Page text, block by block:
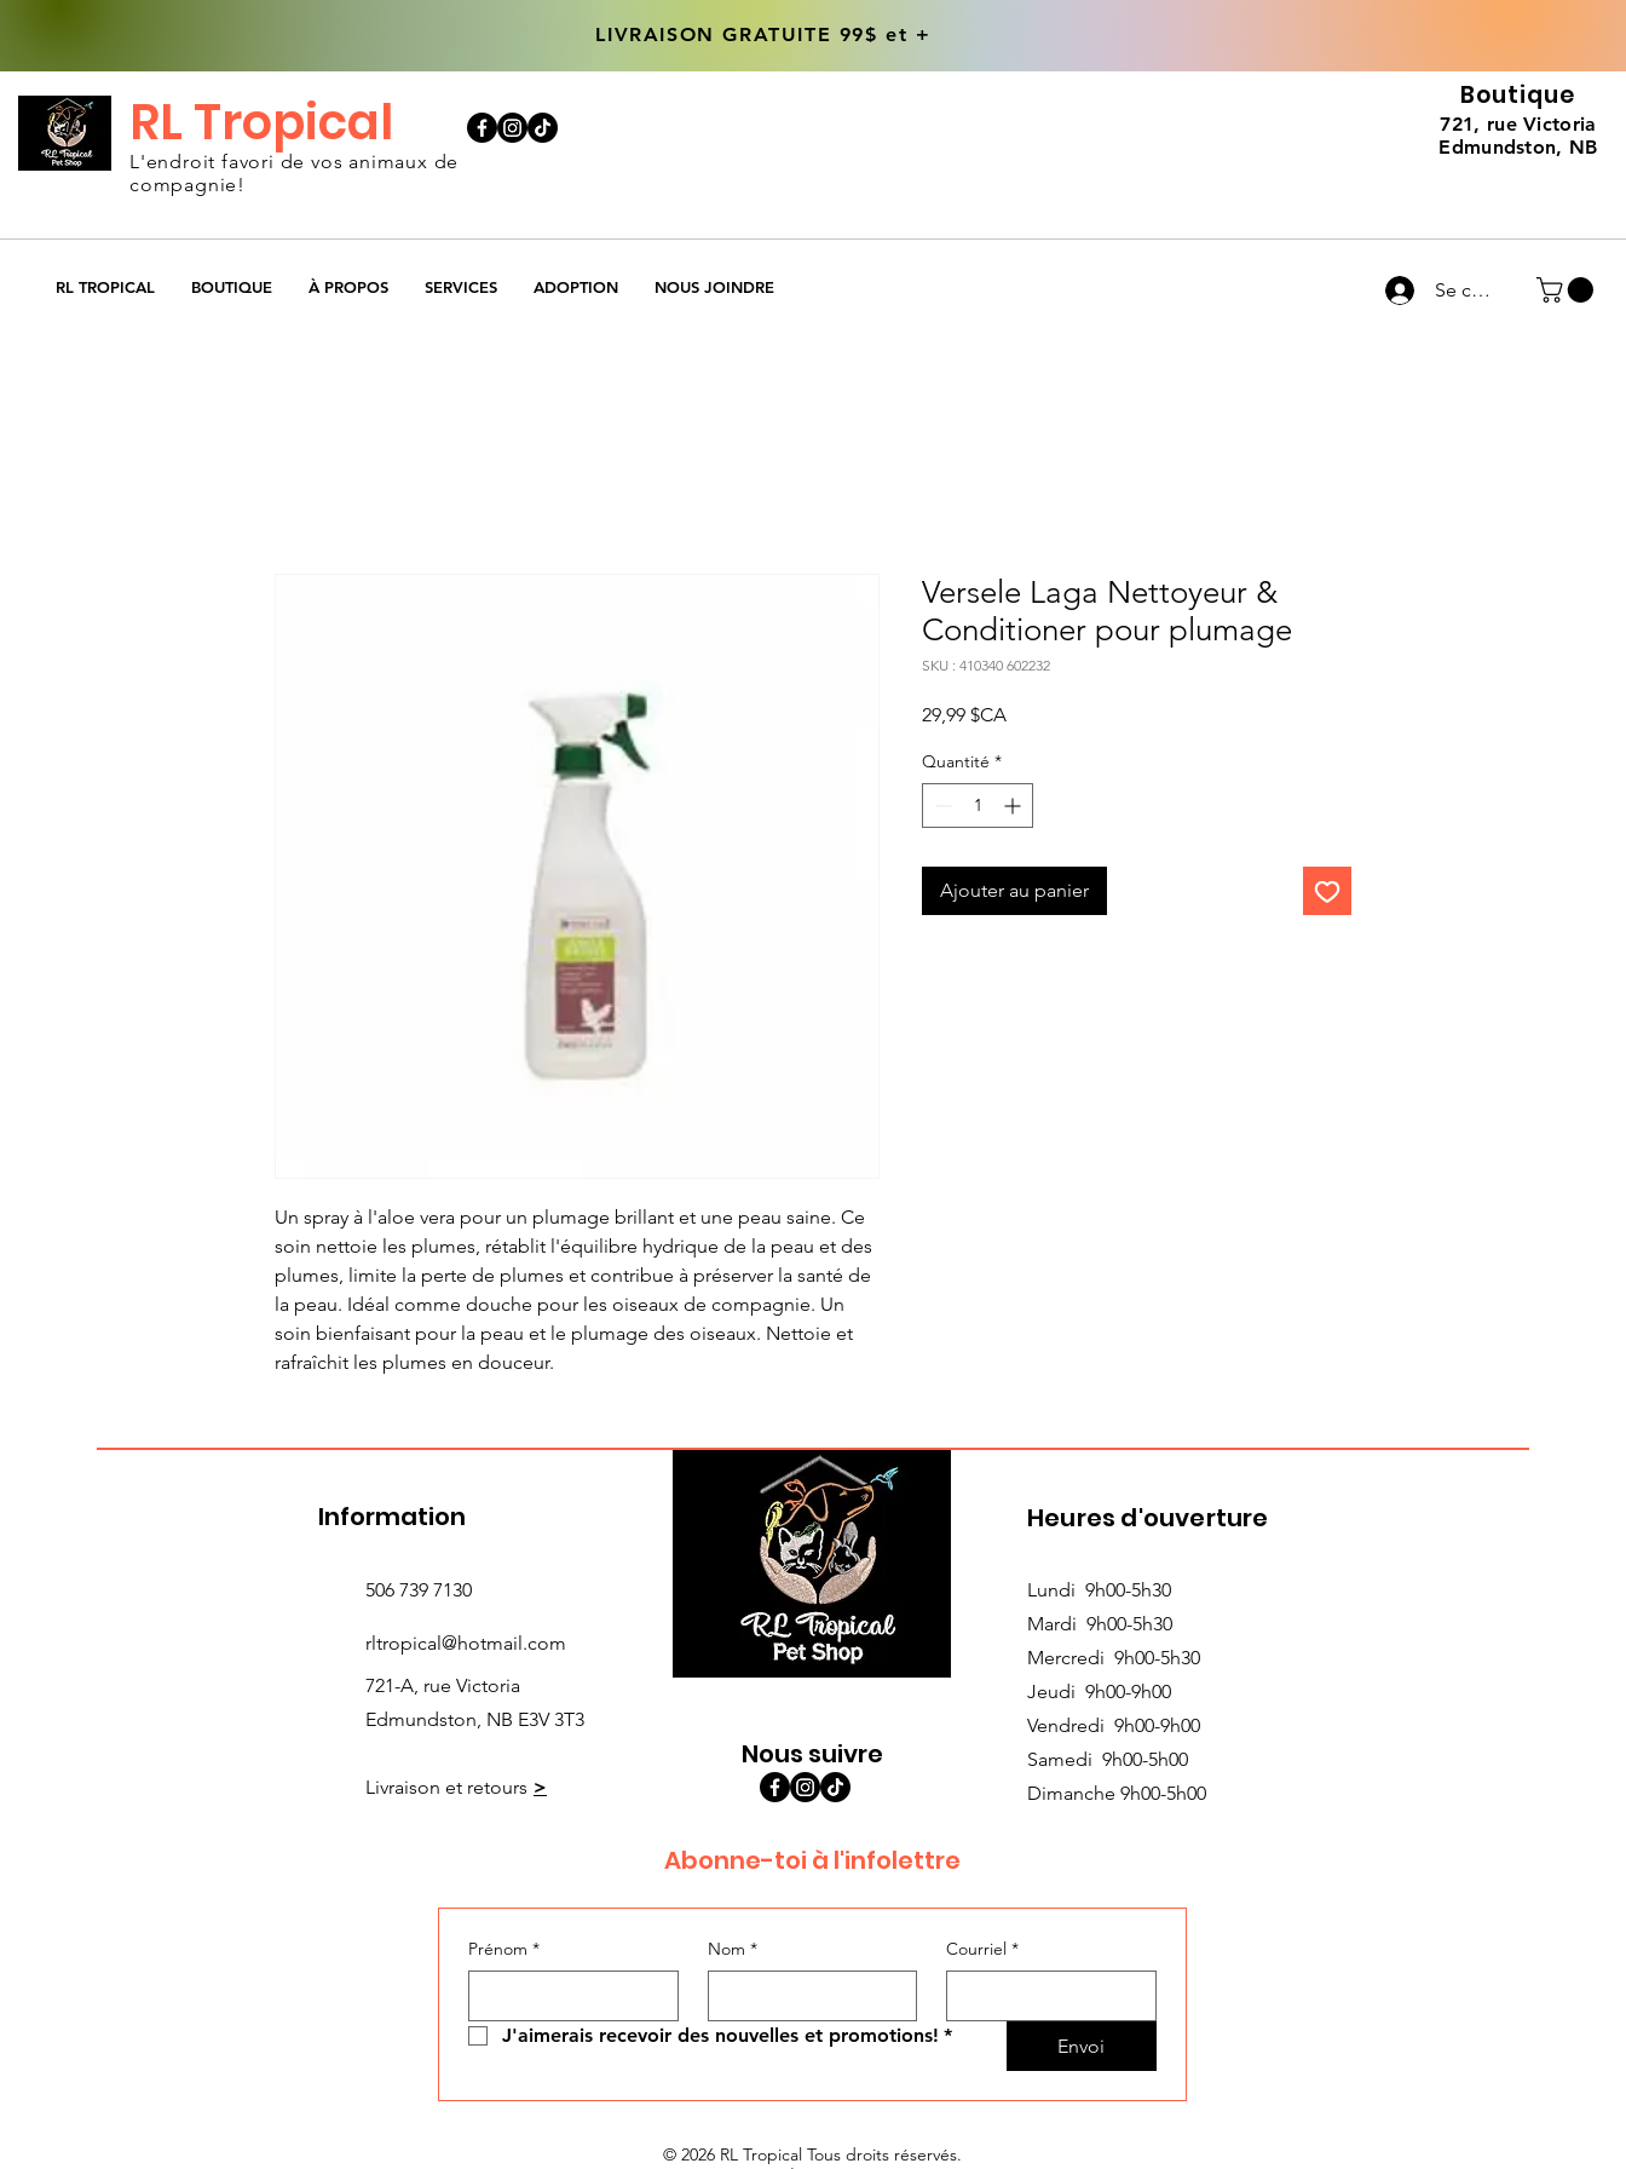
LIVRAISON GRATUITE 99$ et +
RL Tropical
L'endroit favori de vos animaux de
compagnie!
Boutique
721, rue Victoria
Edmundston, NB
LIVRAISON GRATUITE 99$ et +
RL TROPICAL BOUTIQUE À PROPOS SERVICES ADOPTION NOUS JOINDRE Se connecter
Un spray à l'aloe vera pour un plumage brillant et une peau saine. Ce
soin nettoie les plumes, rétablit l'équilibre hydrique de la peau et des
plumes, limite la perte de plumes et contribue à préserver la santé de
la peau. Idéal comme douche pour les oiseaux de compagnie. Un
soin bienfaisant pour la peau et le plumage des oiseaux. Nettoie et
rafraîchit les plumes en douceur.
Versele Laga Nettoyeur &
Conditioner pour plumage
SKU : 410340 602232
29,99 $CAPrix
Quantité *
Ajouter au panier
Nous suivre
Information
Livraison et retours >
506 739 7130
rltropical@hotmail.com
721-A, rue Victoria
Edmundston, NB E3V 3T3
Heures d'ouverture
Lundi 9h00-5h30
Mardi 9h00-5h30
Mercredi 9h00-5h30
Jeudi 9h00-9h00
Vendredi 9h00-9h00
Samedi 9h00-5h00
Dimanche 9h00-5h00
Abonne-toi à l'infolettre
Prénom * Nom * Courriel *
J'aimerais recevoir des nouvelles et promotions! * Envoi
© 2026 RL Tropical Tous droits réservés.